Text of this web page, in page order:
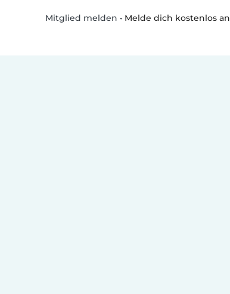
Mitglied melden • Melde dich kostenlos an